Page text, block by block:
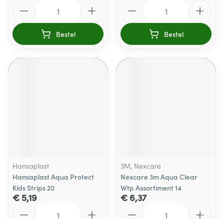
Bestel Bestel
Hansaplast
Hansaplast Aqua Protect
Kids Strips 20
€ 5,19
3M, Nexcare
Nexcare 3m Aqua Clear
Wtp Assortiment 14
€ 6,37